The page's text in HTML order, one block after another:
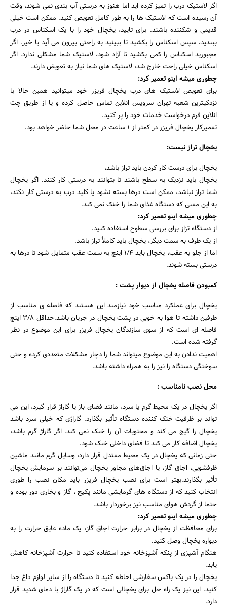
اگر لاستیک درب را تمیز کرده اید اما هنوز به درستی آب بندی نمی شوند، وقت
آن رسیده است که لاستیک ها را به طور کامل تعویض کنید. ممکن است خیلی
قدیمی و شکننده باشند. برای تایید، یخچال خود را با یک اسکناس در درب
ببندید، سپس اسکناس را بکشید تا ببینید به راحتی بیرون می آید یا خیر. اگر
مجبورید اسکناس را کمی بکشید تا آزاد شود، لاستیک شما مشکلی ندارد. اگر
اسکناس خیلی راحت خارج شد، لاستیک های شما نیاز به تعویض دارند.
چطوری میشه اینو تعمیر کرد:
برای تعویض لاستیک های درب یخچال فریزر خود میتوانید همین حالا با
نزدکیترین شعبه تهران سرویس انلاین تماس حاصل کرده و یا از طریق چت
انلاین فرم درخواست خدمات خود را پر کنید.
تعمیرکار یخچال فریزر در کمتر از ۱ ساعت در محل شما حاضر خواهد بود.
یخچال تراز نیست:
یخچال برای درست کار کردن باید تراز باشد،
یخچال باید نزدیک به سطح باشند تا بتوانند به درستی کار کنند. اگر یخچال
شما تراز نباشد، ممکن است درها بسته نشود یا کلید درب به درستی کار نکند،
به این معنی که دستگاه غذای شما را خنک نمی کند.
چطوری میشه اینو تعمیر کرد:
از دستگاه تزاز برای بررسی سطوح استفاده کنید.
از یک طرف به سمت دیگر، یخچال باید کاملاً تراز باشد.
اما از جلو به عقب، یخچال باید ۱/۴ اینچ به سمت عقب متمایل شود تا درها به
درستی بسته شوند.
کمبودن فاصله یخچال از دیوار پشت :
یخچال برای عملکرد مناسب خود نیازمند این هستند که فاصله ی مناسب از
طرفین داشته تا هوا به خوبی در پشت یخچال در جریان باشد.حداقل ۳/۸ اینچ
فاصله ای است که از سوی سازندگان یخچال فریزر برای این موضوع در نظر
گرفته شده است.
اهمیت ندادن به این موضوع میتواند شما را دچار مشکلات متعددی کرده و حتی
سوختگی دستگاه را نیز را به همراه داشته باشد.
محل نصب نامناسب :
اگر یخچال در یک محیط گرم یا سرد، مانند فضای باز یا گاراژ قرار گیرد، این می
تواند بر ظرفیت خنک کننده دستگاه تأثیر بگذارد. گاراژی که خیلی سرد باشد
یخچال را گیج می کند و محتویات آن را خنک نمی کند. اگر گاراژ گرم باشد،
یخچال اضافه کار می کند تا فضای داخلی خنک شود.
حتی زمانی که یخچال در یک محیط معتدل قرار دارد، وسایل گرم مانند ماشین
ظرفشویی، اجاق گاز، یا اجاق‌های مجاور یخچال می‌توانند بر سرمایش یخچال
تأثیر بگذارند.بهتر است برای نصب یخچال فریزر باید مکان نصب را طوری
انتخاب کنید که از دستگاه های گرمایشی مانند پکیج ، گاز و بخاری دور بوده و
حتما از گردش هوای مناسب نیز برخوردار باشد.
چطوری میشه اینو تعمیر کرد:
برای محافظت از یخچال در برابر حرارت اجاق گاز، یک ماده عایق حرارت را به
دیواره یخچال وصل کنید.
هنگام آشپزی از پنکه آشپزخانه خود استفاده کنید تا حرارت آشپزخانه کاهش
یابد.
یخچال را در یک باکس سفارشی احاطه کنید تا دستگاه را از سایر لوازم داغ جدا
کنید. این نیز یک راه حل برای یخچالی است که در یک گاراژ با دمای شدید قرار
دارد.